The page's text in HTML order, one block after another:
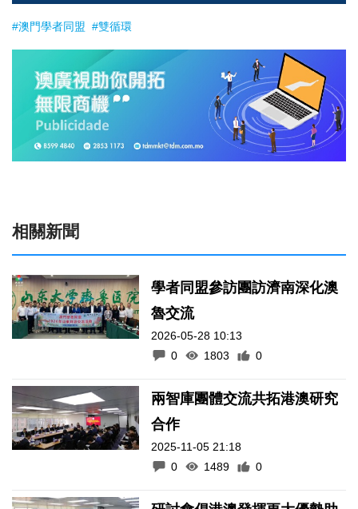
#澳門學者同盟 #雙循環
相關新聞
學者同盟參訪團訪濟南深化澳
魯交流
2026-05-28 10:13
0
1803 0
兩智庫團體交流共拓港澳研究
合作
2025-11-05 21:18
0
1489 0